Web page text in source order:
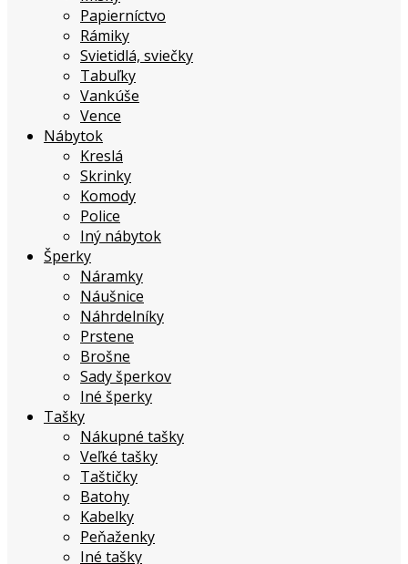
Papierníctvo
Rámiky
Svietidlá, sviečky
Tabuľky
Vankúše
Vence
Nábytok
Kreslá
Skrinky
Komody
Police
Iný nábytok
Šperky
Náramky
Náušnice
Náhrdelníky
Prstene
Brošne
Sady šperkov
Iné šperky
Tašky
Nákupné tašky
Veľké tašky
Taštičky
Batohy
Kabelky
Peňaženky
Iné tašky